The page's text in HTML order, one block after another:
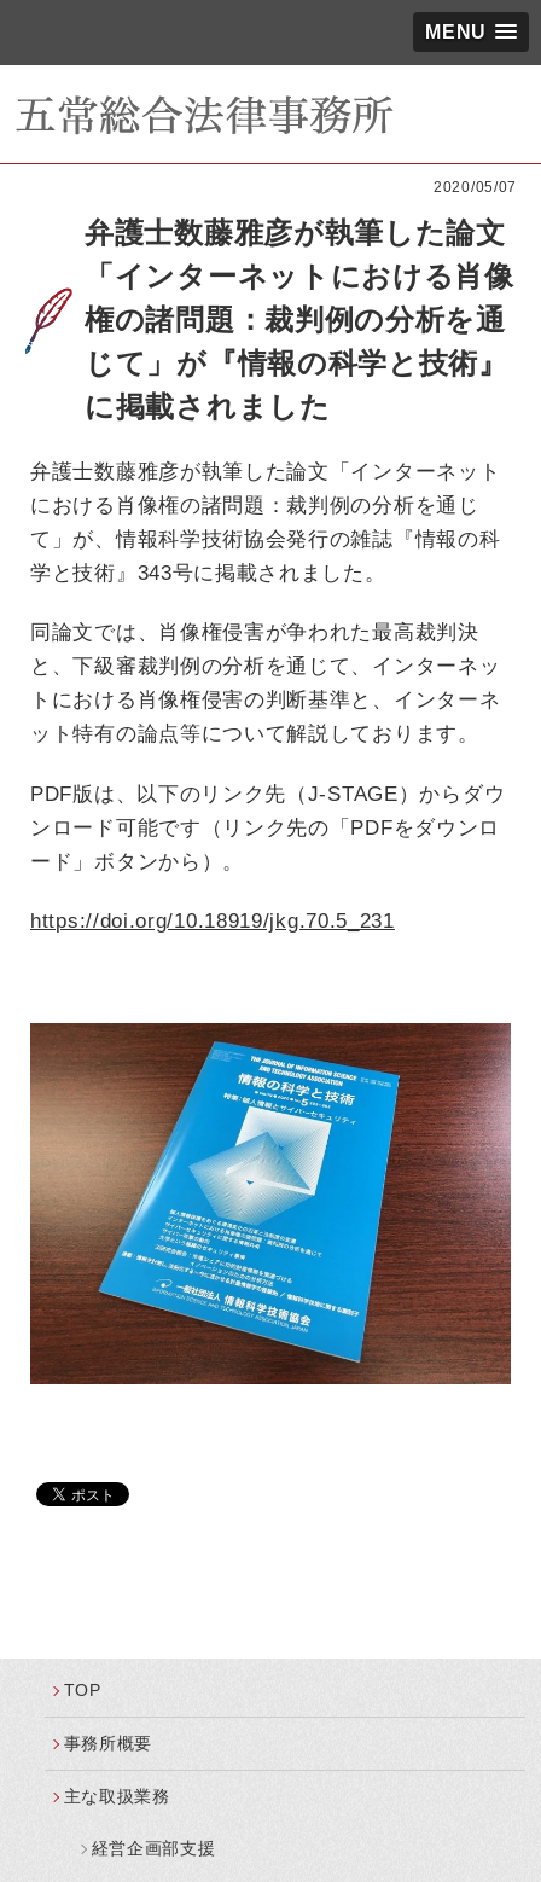
MENU
2020/05/07
弁護士数藤雅彦が執筆した論文
「インターネットにおける肖像
権の諸問題：裁判例の分析を通
じて」が『情報の科学と技術』
に掲載されました
弁護士数藤雅彦が執筆した論文「インターネット
における肖像権の諸問題：裁判例の分析を通じ
て」が、情報科学技術協会発行の雑誌『情報の科
学と技術』343号に掲載されました。
同論文では、肖像権侵害が争われた最高裁判決
と、下級審裁判例の分析を通じて、インターネッ
トにおける肖像権侵害の判断基準と、インターネ
ット特有の論点等について解説しております。
PDF版は、以下のリンク先（J-STAGE）からダウ
ンロード可能です（リンク先の「PDFをダウンロ
ード」ボタンから）。
https://doi.org/10.18919/jkg.70.5_231
TOP
事務所概要
主な取扱業務
経営企画部支援